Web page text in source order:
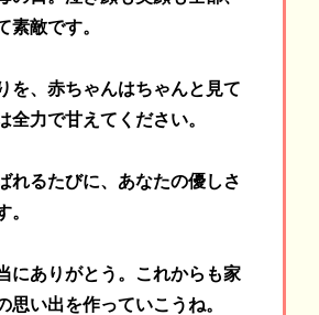
素敵です。
を、赤ちゃんはちゃんと見て
全力で甘えてください。
れるたびに、あなたの優しさ
。
にありがとう。これからも家
思い出を作っていこうね。